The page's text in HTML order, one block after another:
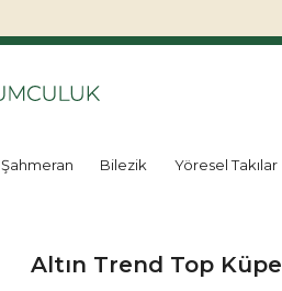
Şahmeran Bilezik Yöresel Takılar
Altın Trend Top Küpe